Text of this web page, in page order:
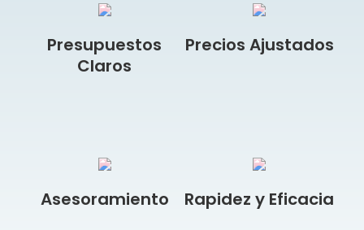
Presupuestos
Claros
Precios Ajustados
Asesoramiento Rapidez y Eficacia